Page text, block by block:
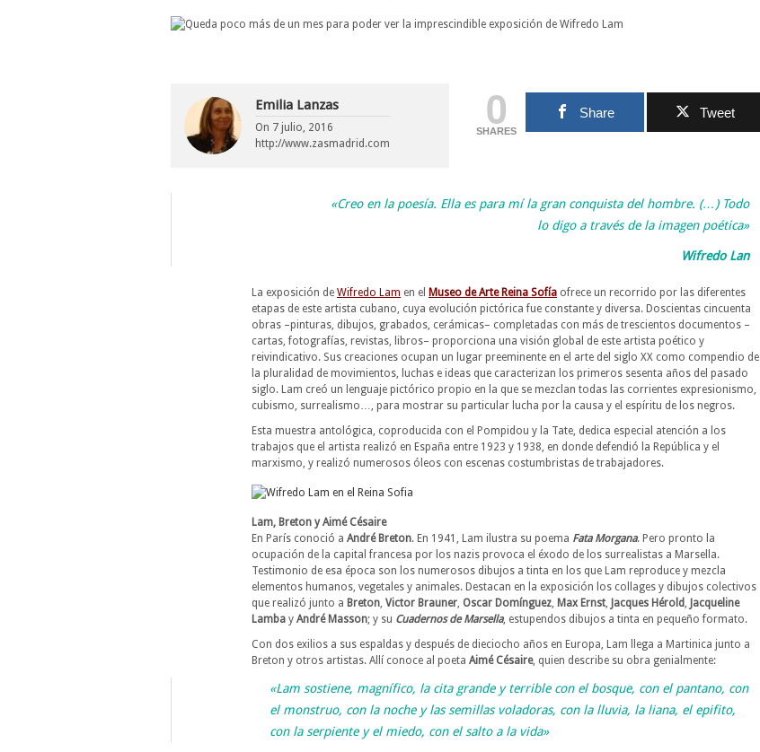
Emilia Lanzas
On 7 julio, 2016
http://www.zasmadrid.com
0
SHARES
Share Tweet
«Creo en la poesía. Ella es para mí la gran conquista del hombre. (…) Todo
lo digo a través de la imagen poética»
Wifredo Lan
La exposición de Wifredo Lam en el Museo de Arte Reina Sofía ofrece un recorrido por las diferentes
etapas de este artista cubano, cuya evolución pictórica fue constante y diversa. Doscientas cincuenta
obras –pinturas, dibujos, grabados, cerámicas– completadas con más de trescientos documentos –
cartas, fotografías, revistas, libros– proporciona una visión global de este artista poético y
reivindicativo. Sus creaciones ocupan un lugar preeminente en el arte del siglo XX como compendio de
la pluralidad de movimientos, luchas e ideas que caracterizan los primeros sesenta años del pasado
siglo. Lam creó un lenguaje pictórico propio en la que se mezclan todas las corrientes expresionismo,
cubismo, surrealismo…, para mostrar su particular lucha por la causa y el espíritu de los negros.
Esta muestra antológica, coproducida con el Pompidou y la Tate, dedica especial atención a los
trabajos que el artista realizó en España entre 1923 y 1938, en donde defendió la República y el
marxismo, y realizó numerosos óleos con escenas costumbristas de trabajadores.
Lam, Breton y Aimé Césaire
En París conoció a André Breton. En 1941, Lam ilustra su poema Fata Morgana. Pero pronto la
ocupación de la capital francesa por los nazis provoca el éxodo de los surrealistas a Marsella.
Testimonio de esa época son los numerosos dibujos a tinta en los que Lam reproduce y mezcla
elementos humanos, vegetales y animales. Destacan en la exposición los collages y dibujos colectivos
que realizó junto a Breton, Victor Brauner, Oscar Domínguez, Max Ernst, Jacques Hérold , Jacqueline
Lamba y André Masson; y su Cuadernos de Marsella, estupendos dibujos a tinta en pequeño formato.
Con dos exilios a sus espaldas y después de dieciocho años en Europa, Lam llega a Martinica junto a
Breton y otros artistas. Allí conoce al poeta Aimé Césaire, quien describe su obra genialmente:
«Lam sostiene, magnífico, la cita grande y terrible con el bosque, con el pantano, con
el monstruo, con la noche y las semillas voladoras, con la lluvia, la liana, el epifito,
con la serpiente y el miedo, con el salto a la vida»